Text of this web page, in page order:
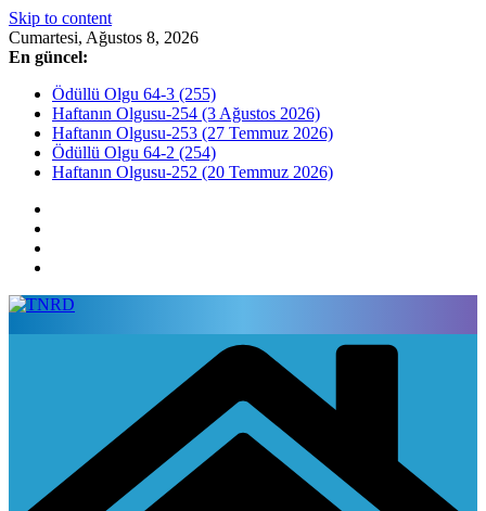
Skip to content
Cumartesi, Ağustos 8, 2026
En güncel:
Ödüllü Olgu 64-3 (255)
Haftanın Olgusu-254 (3 Ağustos 2026)
Haftanın Olgusu-253 (27 Temmuz 2026)
Ödüllü Olgu 64-2 (254)
Haftanın Olgusu-252 (20 Temmuz 2026)